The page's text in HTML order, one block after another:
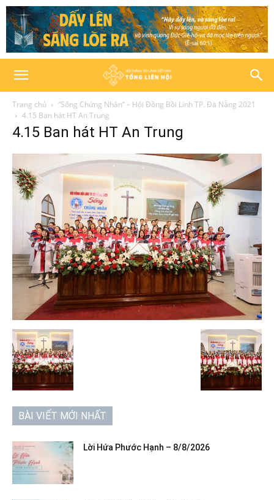
Trang chủ
“Sống Chứng Nhân” – Hội Đồng Bồi Linh TP. Đà Nẵng 2021
4.15 Ban hát HT An Trung
4.15 Ban hát HT An Trung
BÀI VIẾT MỚI NHẤT
Lời Hứa Phước Hạnh – 8/8/2026